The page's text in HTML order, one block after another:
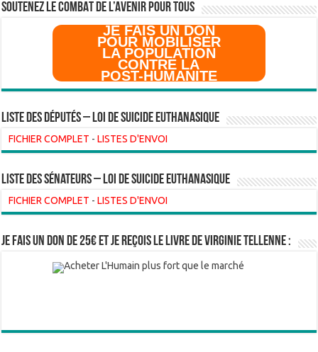
SOUTENEZ LE COMBAT DE L’AVenir pour Tous
JE FAIS UN DON
POUR MOBILISER
LA POPULATION
CONTRE LA
POST-HUMANITE
Liste des Députés – Loi de suicide euthanasique
FICHIER COMPLET -LISTES D'ENVOI
liste des sénateurs – loi de suicide euthanasique
FICHIER COMPLET -LISTES D'ENVOI
Je fais un don de 25€ et je reçois le livre de Virginie Tellenne :